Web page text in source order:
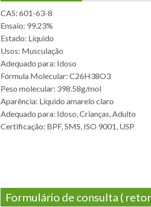
CAS: 601-63-8
Ensaio: 99.23%
Estado: Líquido
Usos: Musculação
Adequado para: Idoso
Fórmula Molecular: C26H38O3
Peso molecular: 398.58g/mol
Aparência: Líquido amarelo claro
Adequado para: Idoso, Crianças, Adulto
Certificação: BPF, SMS, ISO 9001, USP
Formulário de consulta (